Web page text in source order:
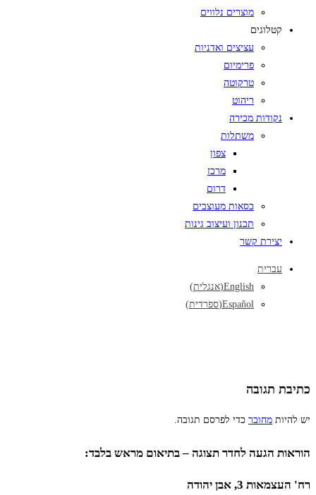
מוצרים נלווים
קטלוגים
עציצים ואדניות
פרימיום
טרקוטה
ריהוט
נקודות מכירה
משתלות
צפון
מרכז
דרום
כסאות מעוצבים
תכנון ועיצוב גינות
יצירת קשר
עברית
English
(אנגלית)
Español
(ספרדית)
כתיבת תגובה
יש להיות מחובר כדי לפרסם תגובה.
הוראות הגעה לחדר תצוגה – בתיאום מראש בלבד:
רח' העצמאות 3, אבן יהודה